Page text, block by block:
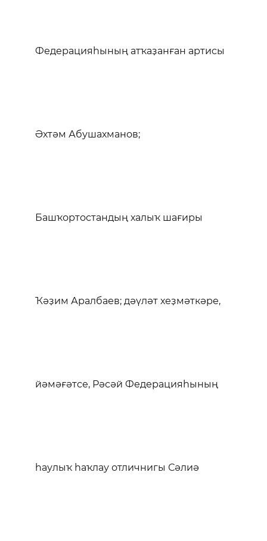
Федерацияһының атҡаҙанған артисы
Әхтәм Абушахманов;
Башҡортостандың халыҡ шағиры
Ҡәҙим Аралбаев; дәүләт хеҙмәткәре,
йәмәғәтсе, Рәсәй Федерацияһының
һаулыҡ һаҡлау отличнигы Сәлиә